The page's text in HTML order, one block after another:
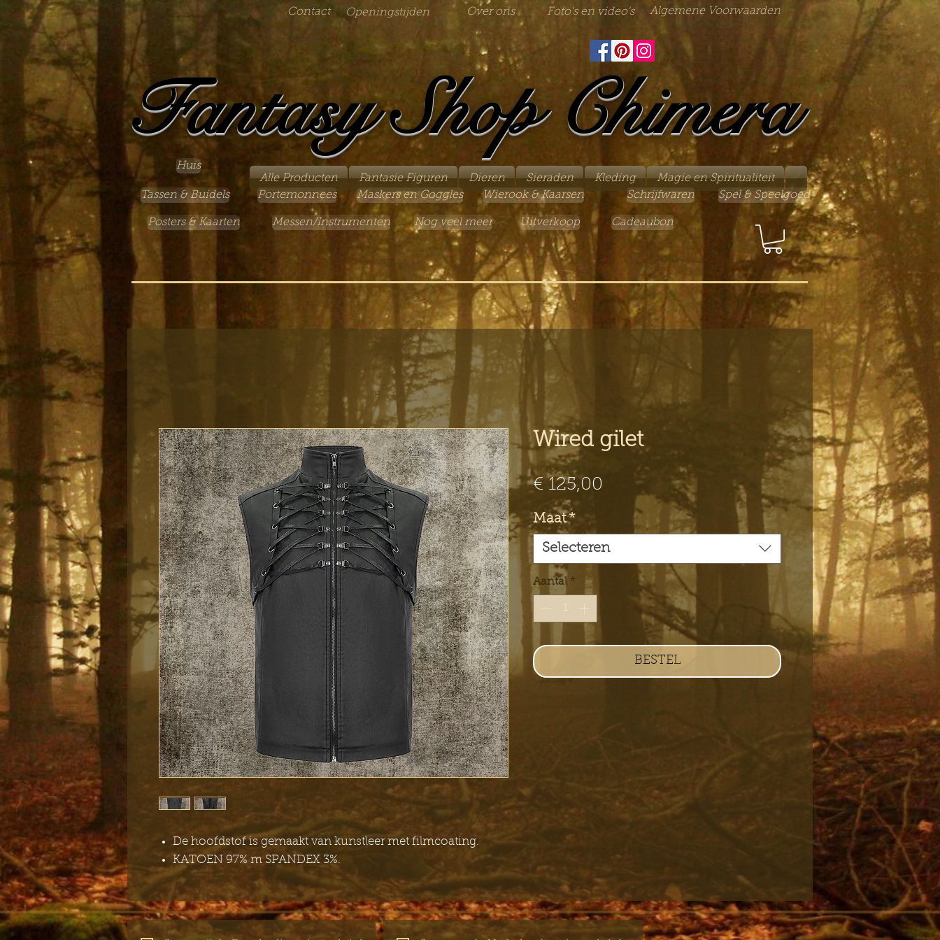
Contact Openingstijden Over ons Foto's en video's Algemene Voorwaarden
Fantasy Shop Chimera
Huis
Alle Producten
Fantasie Figuren Dieren Sieraden Kleding
Magie en Spiritualiteit
Tassen & Buidels
Portemonnees Maskers en Goggles Wierook & Kaarsen Schrijfwaren
Posters & Kaarten Messen/Instrumenten Nog veel meer Uitverkoop Cadeaubon
Spel & Speelgoed
De hoofdstof is gemaakt van kunstleer met filmcoating.
KATOEN 97% m SPANDEX 3%.
Wired gilet
€ 125,00 Prijs
Maat *
Selecteren
Aantal *
BESTEL